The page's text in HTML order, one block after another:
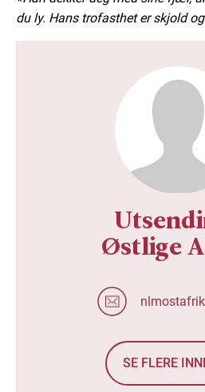
du ly. Hans trofasthet er skjold
Østlige
SE FLERE